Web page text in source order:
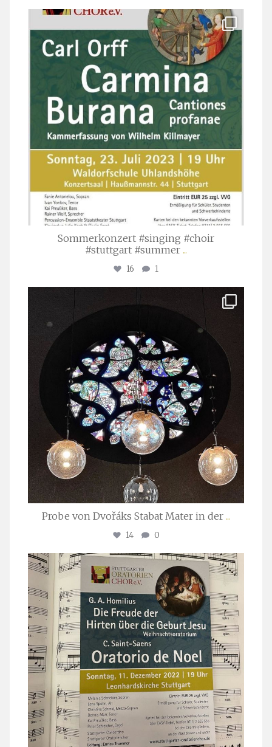
stuttgarter_oratorienchor
Juli 22
Sommerkonzert #singing #choir
#stuttgart #summer ...
16 1
Apr. 1
Probe von Dvořáks Stabat Mater in der ...
14 0
stuttgarter_oratorienchor
Nov. 29